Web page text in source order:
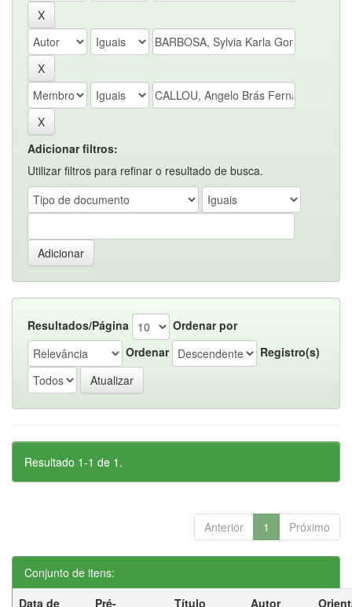
Adicionar filtros:
Utilizar filtros para refinar o resultado de busca.
Resultados/Página
Ordenar por
Ordenar
Registro(s)
Resultado 1-1 de 1.
Anterior 1 Próximo
Conjunto de itens:
Data de
Pré-
Título Autor